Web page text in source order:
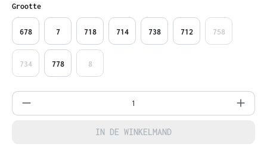
Selecteer
Grootte
678 7 718 714 738 712 758
734 778 8
Producthoeveelheid: Voer de gewenste
IN DE WINKELMAND